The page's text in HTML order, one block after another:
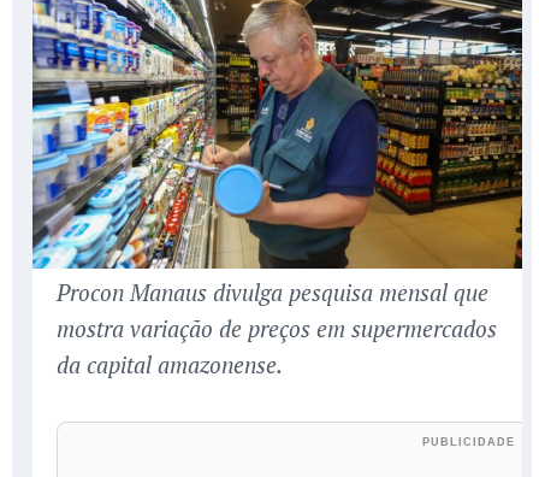
Procon Manaus divulga pesquisa mensal que
mostra variação de preços em supermercados
da capital amazonense.